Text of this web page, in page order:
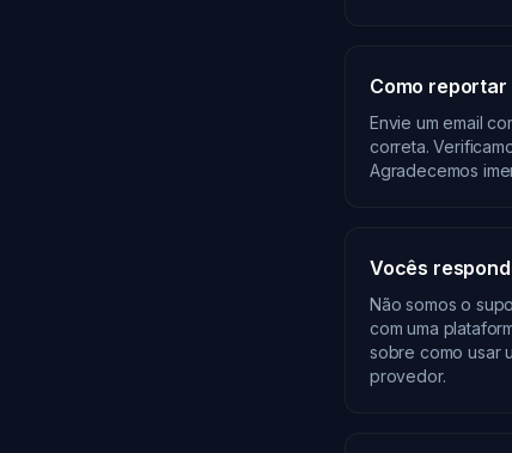
Como reportar
Envie um email
correta.
Agradecemos
Vocês
Não somos o
com uma
sobre como usar
provedor.